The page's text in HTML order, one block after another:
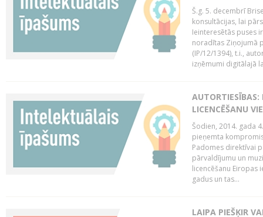
Š.g. 5. decembrī
konsultācijas, lai
Ieinteresētās puses
noradītas Ziņojumā
(IP/12/1394), t.i.,
izņēmumi digitālajā
AUTORTIESĪBAS:
LICENCĒŠANU
Šodien, 2014. gada
pieņemta
Padomes direktīvai
pārvaldījumu un
licencēšanu Eiropas
gadus un tas...
LAIPA PIEŠĶIR